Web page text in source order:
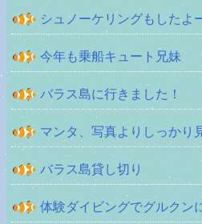
シュノーケリングもしたよ
今年も乗船キュート兄妹
バラス島に行きました！
マンタ、写真よりしっかり
バラス島貸し切り
体験ダイビングでグルクン